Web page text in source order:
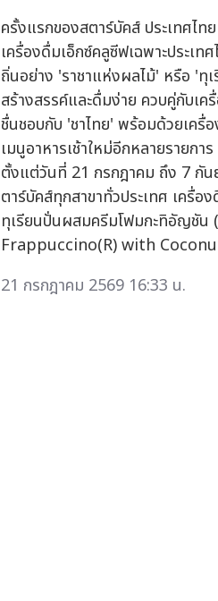
ครั้งแรกของสตาร์บัคส์ ประเทศไท
เครื่องดื่มเอ็กซ์คลูซีฟเฉพาะประเท
ถิ่นอย่าง 'ราชาแห่งผลไม้' หรือ 'ทุ
สร้างสรรค์และดื่มง่าย ควบคู่กับเค
ชื่นชอบกับ 'ชาไทย' พร้อมด้วยเครื่
เมนูอาหารเช้าใหม่อีกหลายรายกา
ตั้งแต่วันที่ 21 กรกฎาคม ถึง 7 กั
ตาร์บัคส์ทุกสาขาทั่วประเทศ เครื่อง
ทุเรียนปั่นผสมครีมโฟมกะทิอัญชั
Frappuccino(R) with
21 กรกฎาคม 2569 16:33 น.